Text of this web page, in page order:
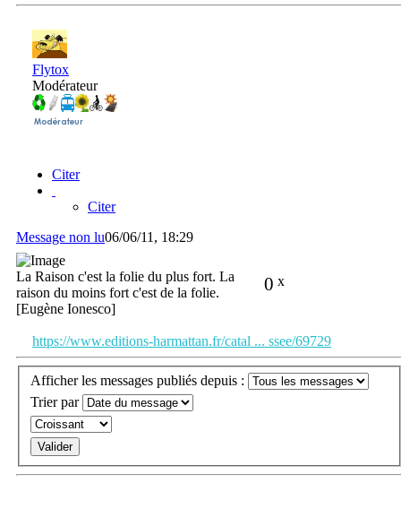
Flytox
Modérateur
Citer
Citer
Message non lu06/06/11, 18:29
0 x
La Raison c'est la folie du plus fort. La
raison du moins fort c'est de la folie.
[Eugène Ionesco]
https://www.editions-harmattan.fr/catal ... ssee/69729
Afficher les messages publiés depuis :
Trier par